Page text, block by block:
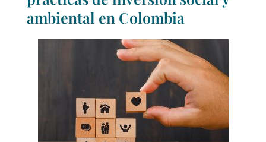
ambiental en Colombia